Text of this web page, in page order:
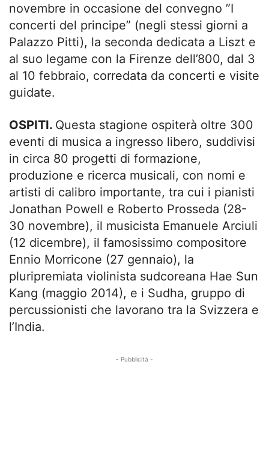
novembre in occasione del convegno ”I
concerti del principe” (negli stessi giorni a
Palazzo Pitti), la seconda dedicata a Liszt e
al suo legame con la Firenze dell’800, dal 3
al 10 febbraio, corredata da concerti e visite
guidate.
OSPITI. Questa stagione ospiterà oltre 300
eventi di musica a ingresso libero, suddivisi
in circa 80 progetti di formazione,
produzione e ricerca musicali, con nomi e
artisti di calibro importante, tra cui i pianisti
Jonathan Powell e Roberto Prosseda (28-
30 novembre), il musicista Emanuele Arciuli
(12 dicembre), il famosissimo compositore
Ennio Morricone (27 gennaio), la
pluripremiata violinista sudcoreana Hae Sun
Kang (maggio 2014), e i Sudha, gruppo di
percussionisti che lavorano tra la Svizzera e
l’India.
- Pubblicità -